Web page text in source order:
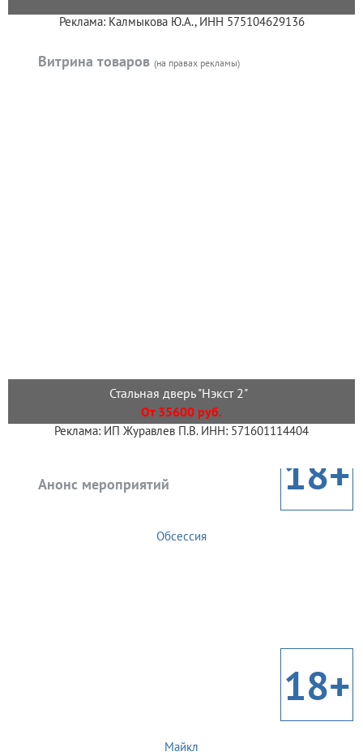
Реклама: Калмыкова Ю.А., ИНН 575104629136
Витрина товаров (на правах рекламы)
Стальная дверь "Нэкст 2"
От 35600 руб.
Реклама: ИП Журавлев П.В. ИНН: 571601114404
Анонс мероприятий 18+
Обсессия
18+
Майкл